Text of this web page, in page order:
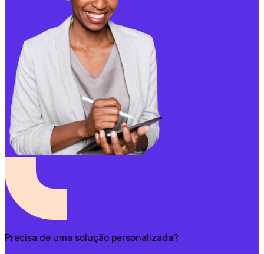
Precisa de uma solução personalizada?